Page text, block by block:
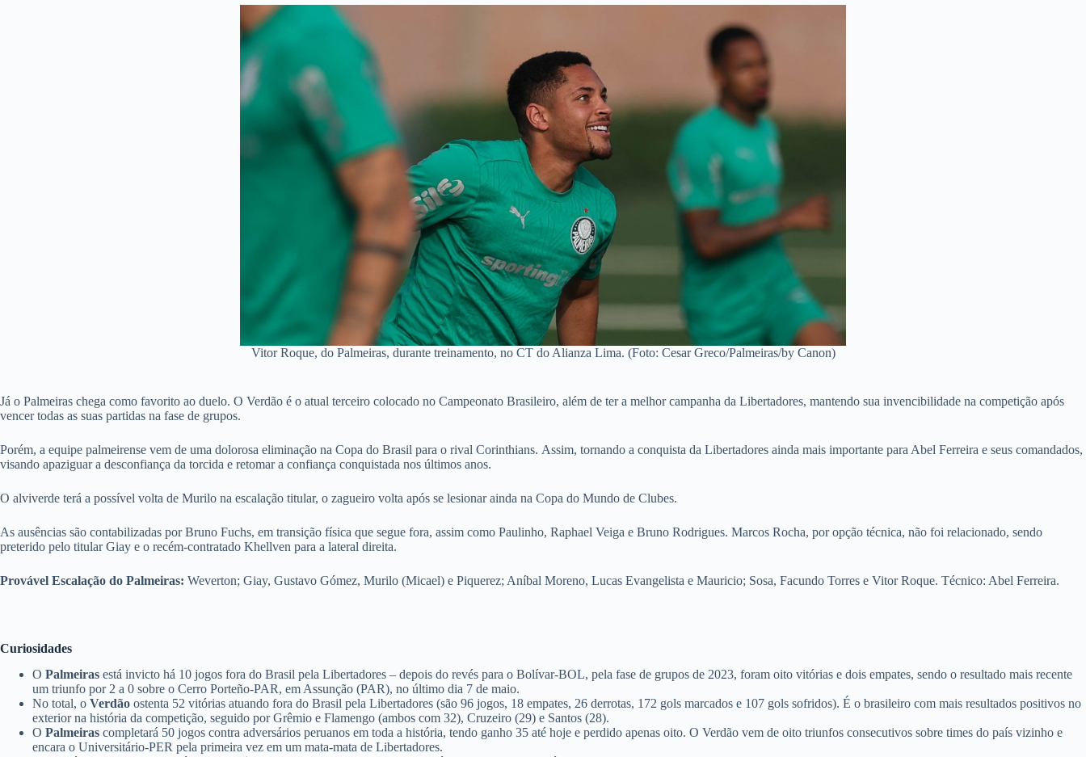
Vitor Roque, do Palmeiras, durante treinamento, no CT do Alianza Lima. (Foto: Cesar Greco/Palmeiras/by Canon)
Já o Palmeiras chega como favorito ao duelo. O Verdão é o atual terceiro colocado no Campeonato Brasileiro, além de ter a melhor campanha da Libertadores, mantendo sua invencibilidade na competição após
vencer todas as suas partidas na fase de grupos.
Porém, a equipe palmeirense vem de uma dolorosa eliminação na Copa do Brasil para o rival Corinthians. Assim, tornando a conquista da Libertadores ainda mais importante para Abel Ferreira e seus comandados,
visando apaziguar a desconfiança da torcida e retomar a confiança conquistada nos últimos anos.
O alviverde terá a possível volta de Murilo na escalação titular, o zagueiro volta após se lesionar ainda na Copa do Mundo de Clubes.
As ausências são contabilizadas por Bruno Fuchs, em transição física que segue fora, assim como Paulinho, Raphael Veiga e Bruno Rodrigues. Marcos Rocha, por opção técnica, não foi relacionado, sendo
preterido pelo titular Giay e o recém-contratado Khellven para a lateral direita.
Provável Escalação do Palmeiras: Weverton; Giay, Gustavo Gómez, Murilo (Micael) e Piquerez; Aníbal Moreno, Lucas Evangelista e Mauricio; Sosa, Facundo Torres e Vitor Roque. Técnico: Abel Ferreira.
Curiosidades
O Palmeiras está invicto há 10 jogos fora do Brasil pela Libertadores – depois do revés para o Bolívar-BOL, pela fase de grupos de 2023, foram oito vitórias e dois empates, sendo o resultado mais recente
um triunfo por 2 a 0 sobre o Cerro Porteño-PAR, em Assunção (PAR), no último dia 7 de maio.
No total, o Verdão ostenta 52 vitórias atuando fora do Brasil pela Libertadores (são 96 jogos, 18 empates, 26 derrotas, 172 gols marcados e 107 gols sofridos). É o brasileiro com mais resultados positivos no
exterior na história da competição, seguido por Grêmio e Flamengo (ambos com 32), Cruzeiro (29) e Santos (28).
O Palmeiras completará 50 jogos contra adversários peruanos em toda a história, tendo ganho 35 até hoje e perdido apenas oito. O Verdão vem de oito triunfos consecutivos sobre times do país vizinho e
encara o Universitário-PER pela primeira vez em um mata-mata de Libertadores.